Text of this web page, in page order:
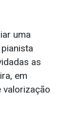
uma
as
em
valorização